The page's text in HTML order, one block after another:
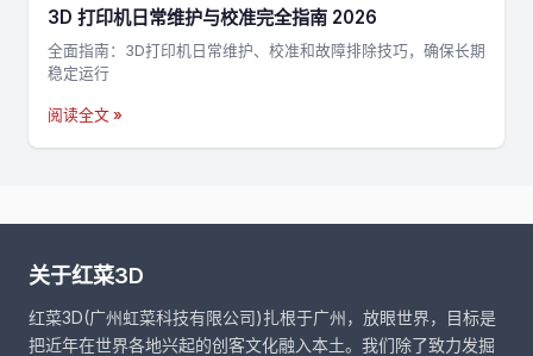
3D 打印机日常维护与校准完全指南 2026
全面指南：3D打印机日常维护、校准和故障排除技巧，确保长期
稳定运行
阅读全文 »
关于红菜3D
红菜3D(广州虹菜科技有限公司)扎根于广州，放眼世界，目标是
把近年在世界各地兴起的创客文化融入本土。我们除了致力发掘